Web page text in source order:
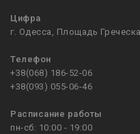
Цифра
г. Одесса, Площадь
Телефон
+38(068) 186-52-06
+38(093) 055-06-46
Расписание работы
пн-сб: 10:00 - 19:00